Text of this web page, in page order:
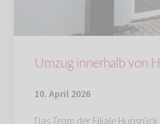
Umzug innerhalb von
10. April 2026